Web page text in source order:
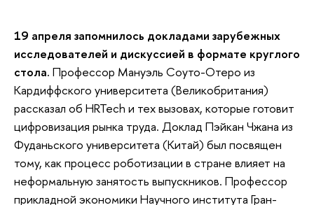
19 апреля запомнилось докладами зарубежных
исследователей и дискуссией в формате круглого
стола. Профессор Мануэль Соуто-Отеро из
Кардиффского университета (Великобритания)
рассказал об HRTech и тех вызовах, которые готовит
цифровизация рынка труда. Доклад Пэйкан Чжана из
Фуданьского университета (Китай) был посвящен
тому, как процесс роботизации в стране влияет на
неформальную занятость выпускников. Профессор
прикладной экономики Научного института Гран-